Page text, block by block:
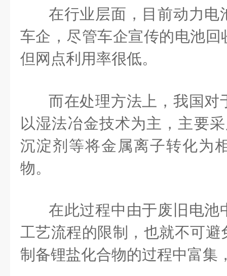
在行业层面，目前动力电
车企，尽管车企宣传的电池
但网点利用率很低。
而在处理方法上，我国对
以湿法冶金技术为主，主要
沉淀剂等将金属离子转化为
物。
在此过程中由于废旧电池
工艺流程的限制，也就不可
制备锂盐化合物的过程中富集